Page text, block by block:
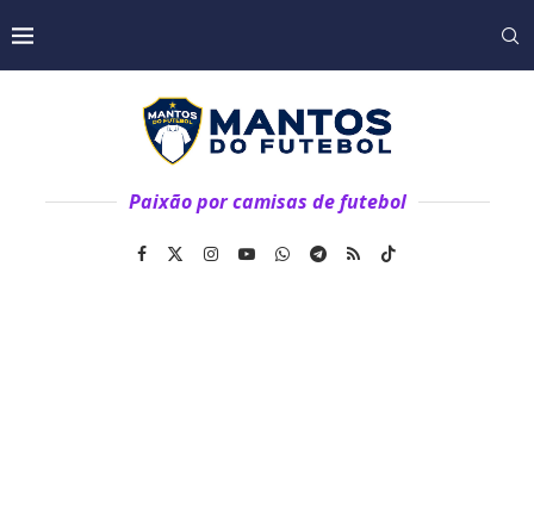
Paixão por camisas de futebol